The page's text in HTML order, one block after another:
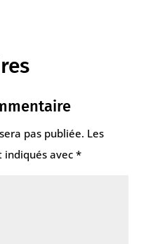
pas publiée. Les
indiqués avec *